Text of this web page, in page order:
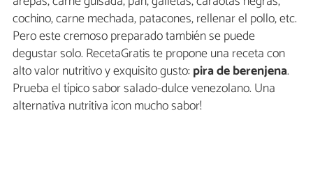
cochino, carne mechada, patacones, rellenar el pollo, etc.
Pero este cremoso preparado también se puede
degustar solo. RecetaGratis te propone una receta con
alto valor nutritivo y exquisito gusto:pira de berenjena.
Prueba el típico sabor salado-dulce venezolano. Una
alternativa nutritiva ¡con mucho sabor!